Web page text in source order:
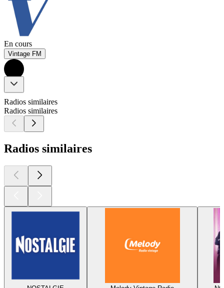
En cours
Vintage FM
Radios similaires
Radios similaires
Radios similaires